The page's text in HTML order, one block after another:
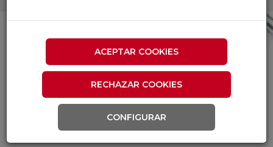
ACEPTAR COOKIES
RECHAZAR COOKIES
CONFIGURAR